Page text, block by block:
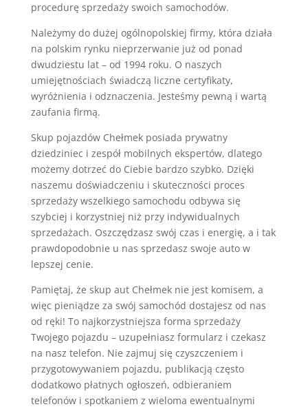
procedurę sprzedaży swoich samochodów.
Należymy do dużej ogólnopolskiej firmy, która działa
na polskim rynku nieprzerwanie już od ponad
dwudziestu lat – od 1994 roku. O naszych
umiejętnościach świadczą liczne certyfikaty,
wyróżnienia i odznaczenia. Jesteśmy pewną i wartą
zaufania firmą.
Skup pojazdów Chełmek posiada prywatny
dziedziniec i zespół mobilnych ekspertów, dlatego
możemy dotrzeć do Ciebie bardzo szybko. Dzięki
naszemu doświadczeniu i skuteczności proces
sprzedaży wszelkiego samochodu odbywa się
szybciej i korzystniej niż przy indywidualnych
sprzedażach. Oszczędzasz swój czas i energię, a i tak
prawdopodobnie u nas sprzedasz swoje auto w
lepszej cenie.
Pamiętaj, że skup aut Chełmek nie jest komisem, a
więc pieniądze za swój samochód dostajesz od nas
od ręki! To najkorzystniejsza forma sprzedaży
Twojego pojazdu – uzupełniasz formularz i czekasz
na nasz telefon. Nie zajmuj się czyszczeniem i
przygotowywaniem pojazdu, publikacją często
dodatkowo płatnych ogłoszeń, odbieraniem
telefonów i spotkaniem z wieloma ewentualnymi